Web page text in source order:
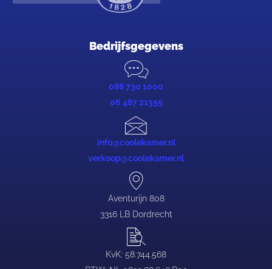
Bedrijfsgegevens
088 730 1000
06 487 21355
info@coolekamer.nl
verkoop@coolekamer.nl
Aventurijn 808
3316 LB Dordrecht
KvK: 58.744.568